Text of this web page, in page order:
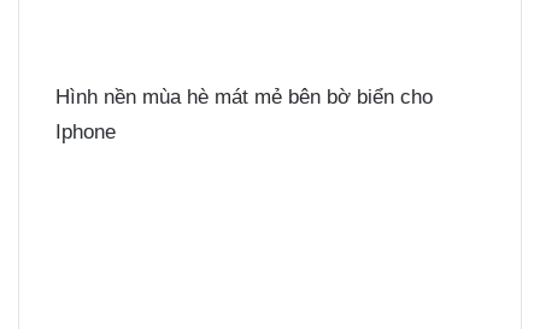
Hình nền mùa hè mát mẻ bên bờ biển cho
Iphone